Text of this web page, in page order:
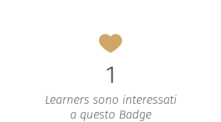
1
Learners sono interessati
a questo Badge